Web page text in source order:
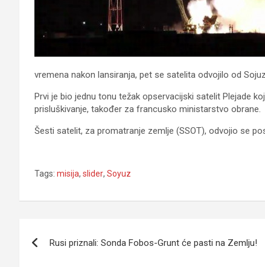
vremena nakon lansiranja, pet se satelita odvojilo od
Prvi je bio jednu tonu težak opservacijski satelit Plejade
prisluškivanje, također za francusko ministarstvo obrane.
Šesti satelit, za promatranje zemlje (SSOT), odvojio se
Tags: misija, slider, Soyuz
članaka
Rusi priznali: Sonda Fobos-Grunt će pasti na Zemlju!